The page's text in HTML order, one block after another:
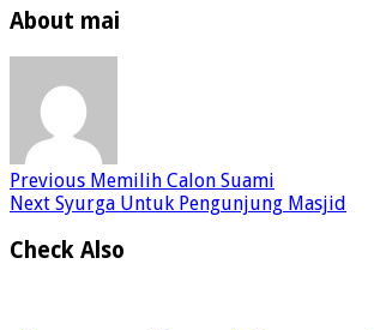
About mai
Previous Memilih Calon Suami
Next Syurga Untuk Pengunjung Masjid
Check Also